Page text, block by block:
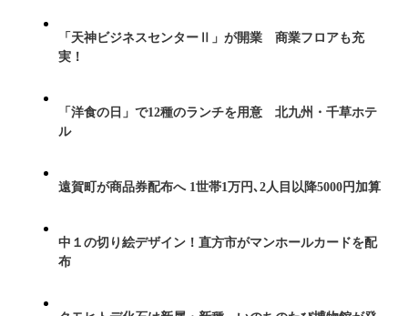
「天神ビジネスセンターⅡ」が開業 商業フロアも充
実！
「洋食の日」で12種のランチを用意 北九州・千草ホテ
ル
遠賀町が商品券配布へ 1世帯1万円､2人目以降5000円加算
中１の切り絵デザイン！直方市がマンホールカードを配
布